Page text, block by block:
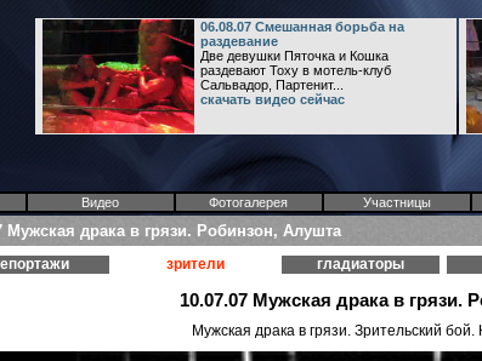
06.08.07 Смешанная борьба на
раздевание
Две девушки Пяточка и Кошка
раздевают Тоху в мотель-клуб
Сальвадор, Партенит...
скачать видео сейчас
Видео Фотогалерея Участницы
Мужская драка в грязи. Робинзон, Алушта
зрители гладиаторы
10.07.07 Мужская драка в грязи.
Мужская драка в грязи. Зрительский бой.